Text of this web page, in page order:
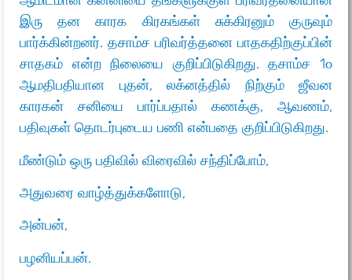
இரு தன காரக கிரகங்கள் சுக்கிரனும் குருவும்
பார்க்கின்றனர். தசாம்ச பரிவர்த்தனை பாதகதிற்குப்பின்
சாதகம் என்ற நிலையை குறிப்பிடுகிறது. தசாம்ச 1௦
ஆமதிபதியான புதன், லக்னத்தில் நிற்கும் ஜீவன
காரகன் சனியை பார்ப்பதால் கணக்கு, ஆவணம்,
பதிவுகள் தொடர்புடைய பணி என்பதை குறிப்பிடுகிறது.
மீண்டும் ஒரு பதிவில் விரைவில் சந்திப்போம்,
அதுவரை வாழ்த்துக்களோடு,
அன்பன்,
பழனியப்பன்.